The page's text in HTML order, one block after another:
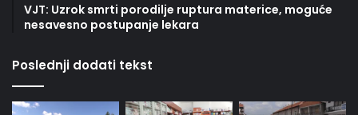
VJT: Uzrok smrti porodilje ruptura materice, moguće
nesavesno postupanje lekara
Poslednji dodati tekst